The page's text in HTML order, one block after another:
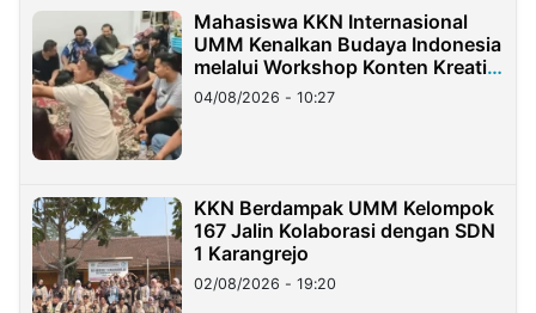
Mahasiswa KKN Internasional
UMM Kenalkan Budaya Indonesia
melalui Workshop Konten Kreatif
di Taiwan
04/08/2026 - 10:27
KKN Berdampak UMM Kelompok
167 Jalin Kolaborasi dengan SDN
1 Karangrejo
02/08/2026 - 19:20